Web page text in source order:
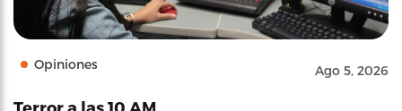
Opiniones Ago 5, 2026
Terror a las 10 AM